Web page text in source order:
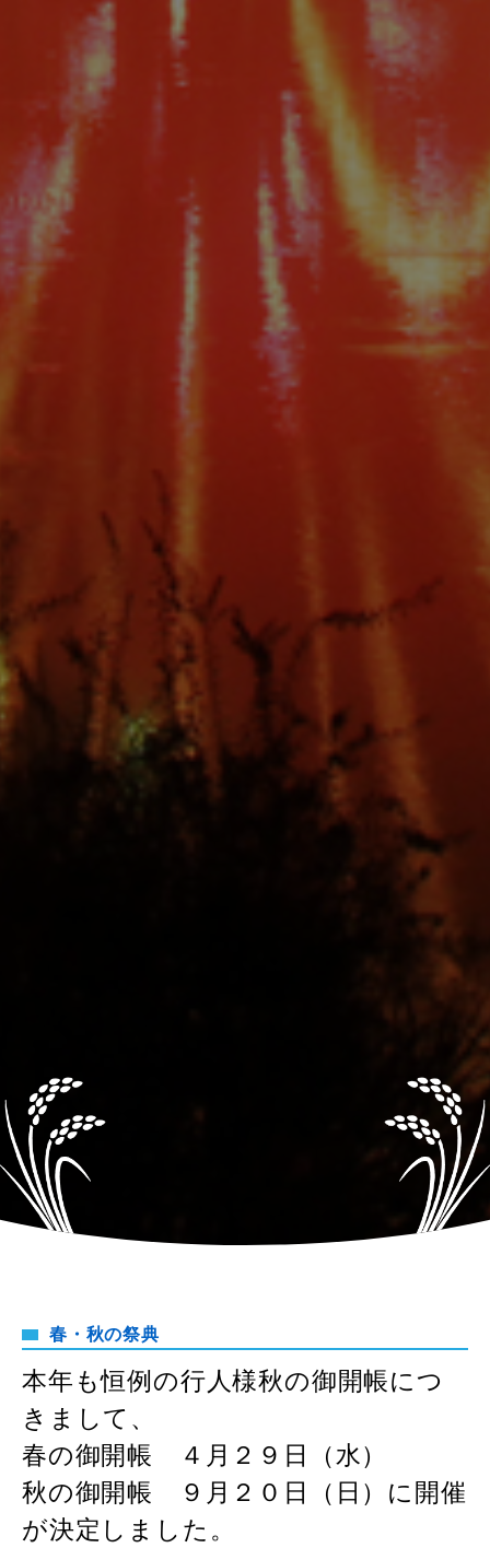
春・秋の祭典
本年も恒例の行人様秋の御開帳につ
きまして、
春の御開帳 ４月２９日（水）
秋の御開帳 ９月２０日（日）に開催
が決定しました。